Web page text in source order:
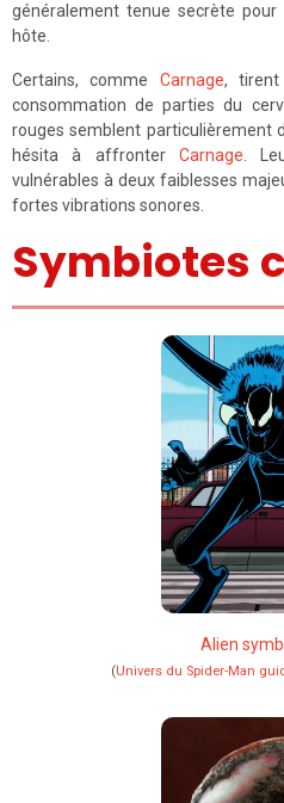
généralement tenue secrète
hôte.
Certains, comme Carnage, tirent
consommation de parties du
rouges semblent particulièrement
hésita à affronter Carnage.
vulnérables à deux faiblesses
fortes vibrations sonores.
Symbiotes
Alien
(Univers du Spider-Man